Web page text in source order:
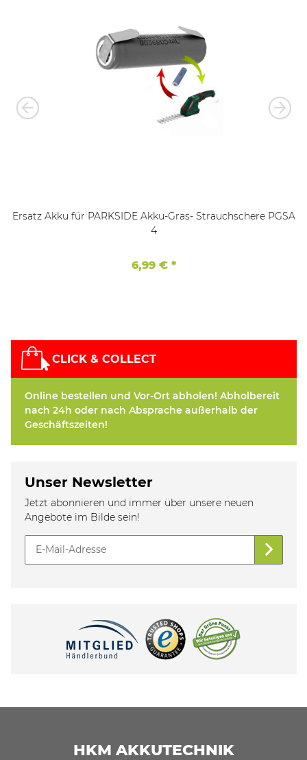
Ersatz Akku für PARKSIDE Akku-Gras- Strauchschere PGSA
4
6,99 € *
CLICK & COLLECT
Online bestellen und Vor-Ort abholen! Abholbereit
nach 24h oder nach Absprache außerhalb der
Geschäftszeiten!
Unser Newsletter
Jetzt abonnieren und immer über unsere neuen
Angebote im Bilde sein!
HKM AKKUTECHNIK